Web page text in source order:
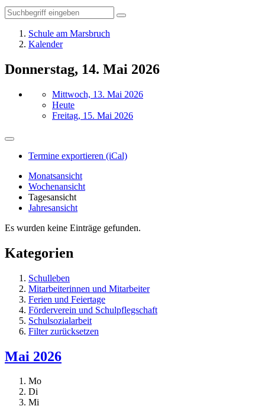
Schule am Marsbruch
Kalender
Donnerstag, 14. Mai 2026
Mittwoch, 13. Mai 2026
Heute
Freitag, 15. Mai 2026
Termine exportieren (iCal)
Monatsansicht
Wochenansicht
Tagesansicht
Jahresansicht
Es wurden keine Einträge gefunden.
Kategorien
Schulleben
Mitarbeiterinnen und Mitarbeiter
Ferien und Feiertage
Förderverein und Schulpflegschaft
Schulsozialarbeit
Filter zurücksetzen
Mai 2026
Mo
Di
Mi